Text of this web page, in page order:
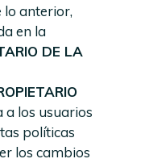
lo anterior,
en la
DE LA
a los usuarios
políticas
los cambios